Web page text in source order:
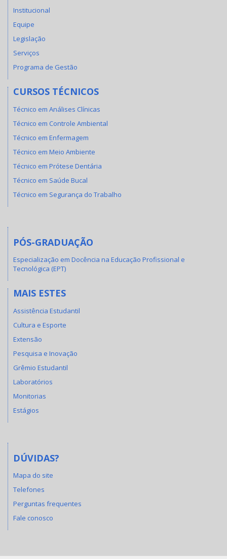
Institucional
Equipe
Legislação
Serviços
Programa de Gestão
CURSOS TÉCNICOS
Técnico em Análises Clínicas
Técnico em Controle Ambiental
Técnico em Enfermagem
Técnico em Meio Ambiente
Técnico em Prótese Dentária
Técnico em Saúde Bucal
Técnico em Segurança do Trabalho
PÓS-GRADUAÇÃO
Especialização em Docência na Educação Profissional e
Tecnológica (EPT)
MAIS ESTES
Assistência Estudantil
Cultura e Esporte
Extensão
Pesquisa e Inovação
Grêmio Estudantil
Laboratórios
Monitorias
Estágios
DÚVIDAS?
Mapa do site
Telefones
Perguntas frequentes
Fale conosco